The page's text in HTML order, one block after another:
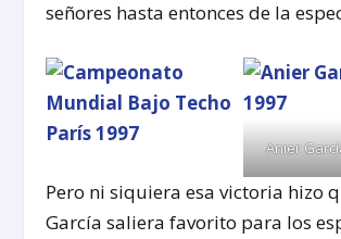
señores hasta entonces de la
Anier
Pero ni siquiera esa victoria hizo
García saliera favorito para los